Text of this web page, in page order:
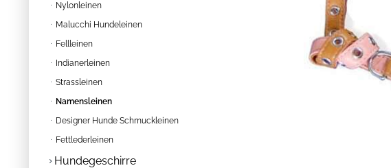
Nylonleinen
Malucchi Hundeleinen
Fellleinen
Indianerleinen
Strassleinen
Namensleinen
Designer Hunde Schmuckleinen
Fettlederleinen
Hundegeschirre